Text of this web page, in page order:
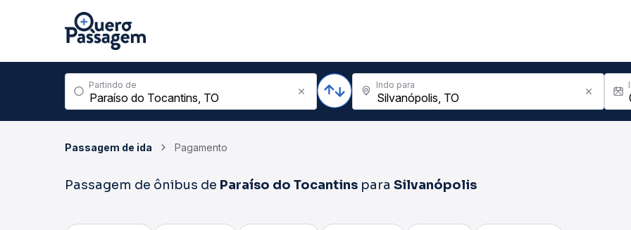
Partindo de Indo para
Passagem de ida Pagamento
Passagem de ônibus de Paraíso do Tocantins para Silvanópolis